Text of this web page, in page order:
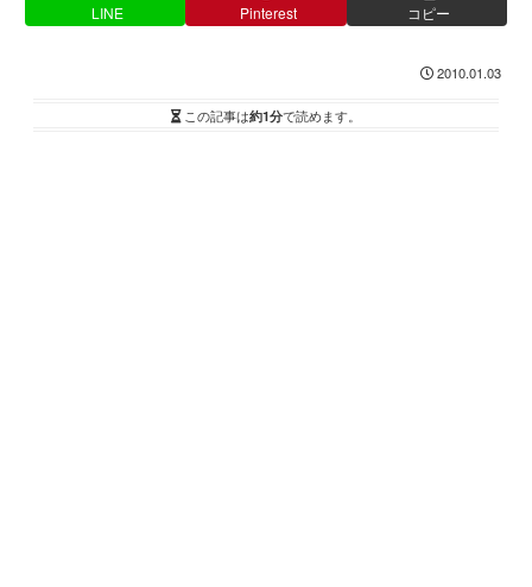
LINE Pinterest コピー
2010.01.03
この記事は約1分で読めます。